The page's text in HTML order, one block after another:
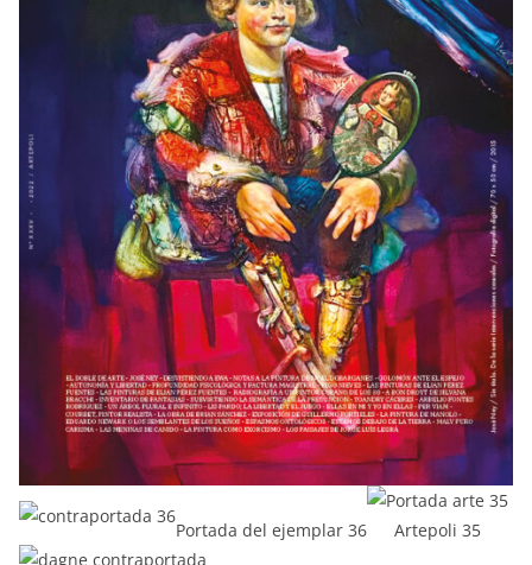
Portada del ejemplar 36 Artepoli 35